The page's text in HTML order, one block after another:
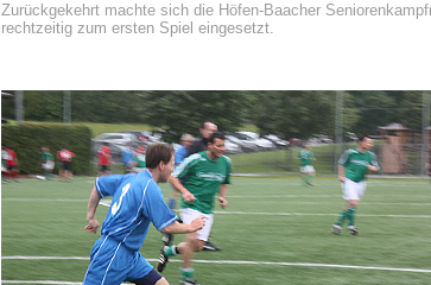
Zurückgekehrt machte sich die Höfen-Baacher
rechtzeitig zum ersten Spiel eingesetzt.